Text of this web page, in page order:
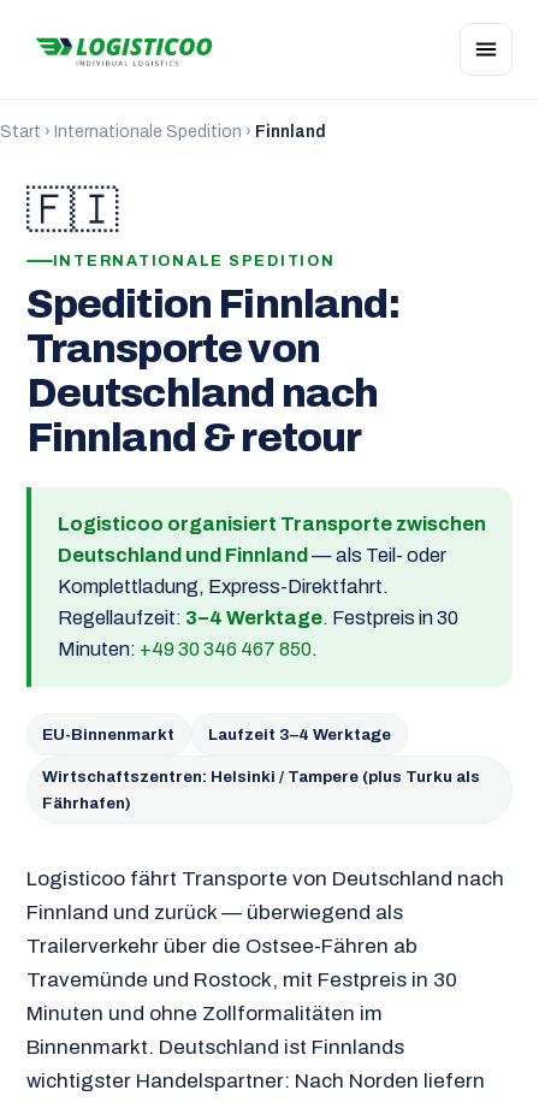
Start › Internationale Spedition › Finnland
🇫🇮
INTERNATIONALE SPEDITION
Spedition Finnland:
Transporte von
Deutschland nach
Finnland & retour
Logisticoo organisiert Transporte zwischen
Deutschland und Finnland — als Teil- oder
Komplettladung, Express-Direktfahrt.
Regellaufzeit: 3–4 Werktage. Festpreis in 30
Minuten: +49 30 346 467 850.
EU-Binnenmarkt Laufzeit 3–4 Werktage
Wirtschaftszentren: Helsinki / Tampere (plus Turku als
Fährhafen)
Logisticoo fährt Transporte von Deutschland nach
Finnland und zurück — überwiegend als
Trailerverkehr über die Ostsee-Fähren ab
Travemünde und Rostock, mit Festpreis in 30
Minuten und ohne Zollformalitäten im
Binnenmarkt. Deutschland ist Finnlands
wichtigster Handelspartner: Nach Norden liefern